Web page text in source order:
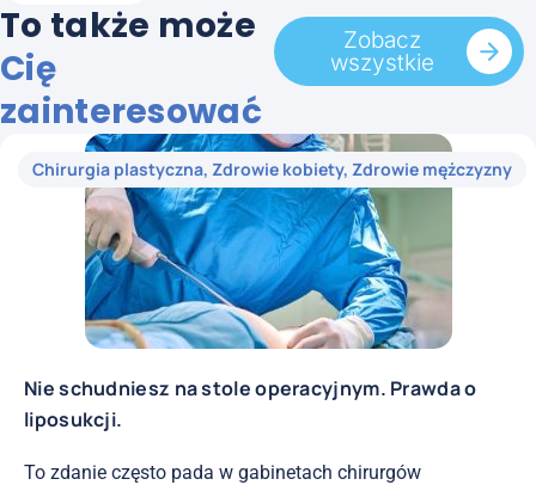
To także może
Cię
zainteresować
Zobacz
wszystkie
Chirurgia plastyczna, Zdrowie kobiety, Zdrowie mężczyzny
Nie schudniesz na stole operacyjnym. Prawda o
liposukcji.
To zdanie często pada w gabinetach chirurgów